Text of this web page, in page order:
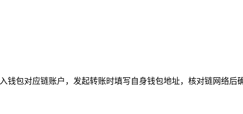
包对应链账户，发起转账时填写自身钱包地址，核对链网络后